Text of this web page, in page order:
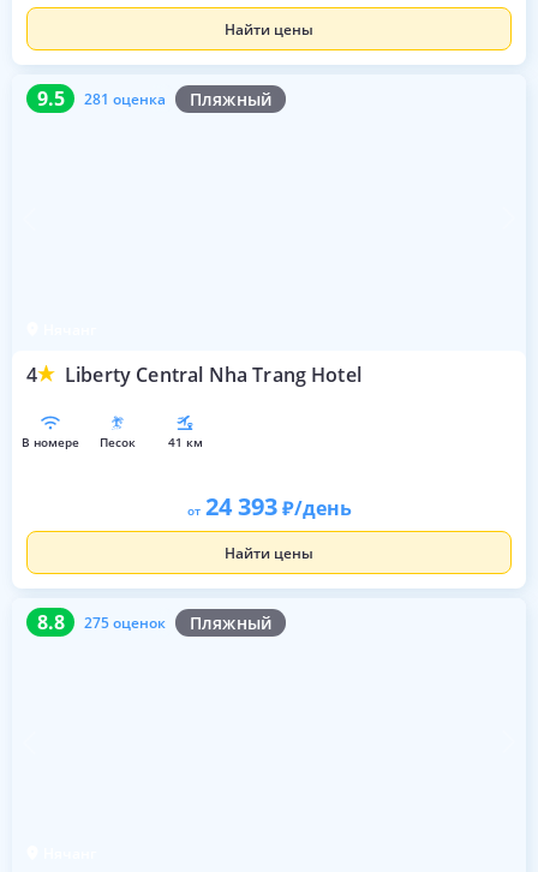
Найти цены
9.5 281 оценка Пляжный
4 Liberty Central Nha Trang Hotel
9.5 281 оценка
в номере песок 41 км
от 24 393 /день
Найти цены
8.8 275 оценок Пляжный
8.8 275 оценок